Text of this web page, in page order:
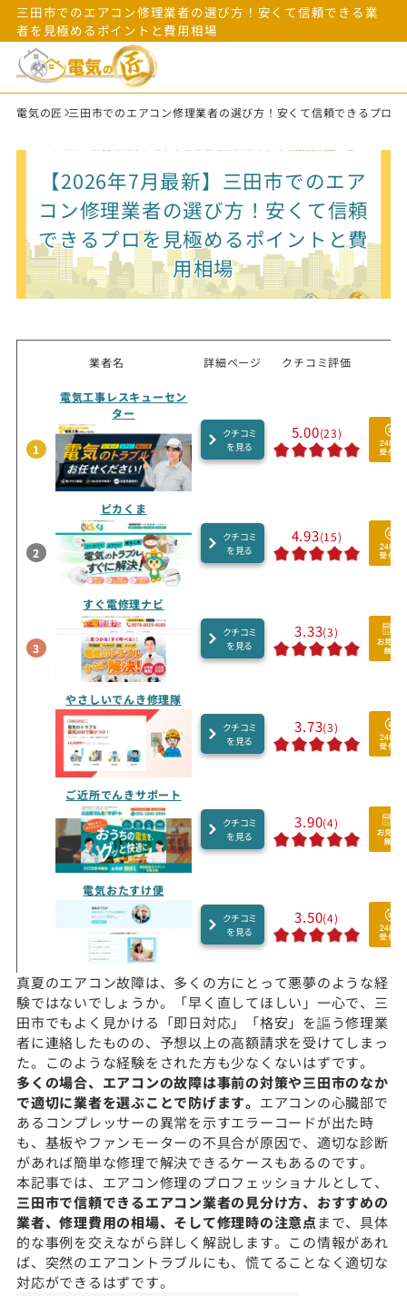
三田市でのエアコン修理業者の選び方！安くて信頼できる業
者を見極めるポイントと費用相場
電気の匠 三田市でのエアコン修理業者の選び方！安くて信頼できるプロ
【2026年7月最新】三田市でのエア
コン修理業者の選び方！安くて信頼
できるプロを見極めるポイントと費
用相場
業者名 詳細ページ クチコミ評価
1
電気工事レスキューセン
ター
クチコミ
を見る
5.00(23)
2
ピカくま
クチコミ
を見る
4.93(15)
3
すぐ電修理ナビ
クチコミ
を見る
3.33(3)
やさしいでんき修理隊
クチコミ
を見る
3.73(3)
ご近所でんきサポート
クチコミ
を見る
3.90(4)
電気おたすけ便
クチコミ
を見る
3.50(4)
真夏のエアコン故障は、多くの方にとって悪夢のような経
験ではないでしょうか。「早く直してほしい」一心で、三
田市でもよく見かける「即日対応」「格安」を謳う修理業
者に連絡したものの、予想以上の高額請求を受けてしまっ
た。このような経験をされた方も少なくないはずです。
多くの場合、エアコンの故障は事前の対策や三田市のなか
で適切に業者を選ぶことで防げます。 エアコンの心臓部で
あるコンプレッサーの異常を示すエラーコードが出た時
も、基板やファンモーターの不具合が原因で、適切な診断
があれば簡単な修理で解決できるケースもあるのです。
本記事では、エアコン修理のプロフェッショナルとして、
三田市で信頼できるエアコン業者の見分け方、おすすめの
業者、修理費用の相場、そして修理時の注意点まで、具体
的な事例を交えながら詳しく解説します。この情報があれ
ば、突然のエアコントラブルにも、慌てることなく適切な
対応ができるはずです。